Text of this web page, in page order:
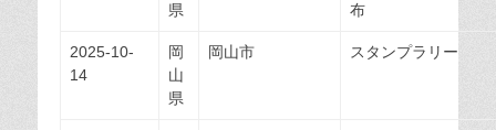
県
布
2025-10-
14
岡
山
県
岡山市 スタンプラリー